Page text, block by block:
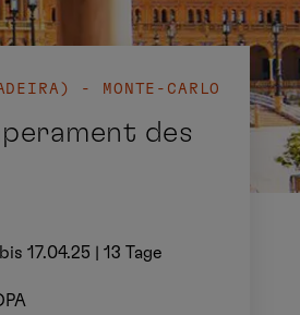
- MONTE-CARLO
des
17.04.25 13 Tage